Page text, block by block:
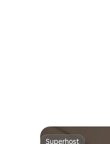
Superhost